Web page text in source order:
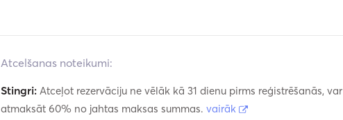
Atcelšanas noteikumi:
Stingri: Atceļot rezervāciju ne vēlāk kā 31 dienu pirms reģistrēšanās, var
atmaksāt 60% no jahtas maksas summas. vairāk